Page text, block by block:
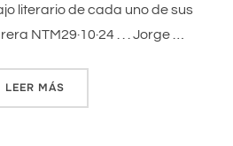
literario de cada uno de sus
NTM29·10·24 . . . Jorge …
LEER MÁS